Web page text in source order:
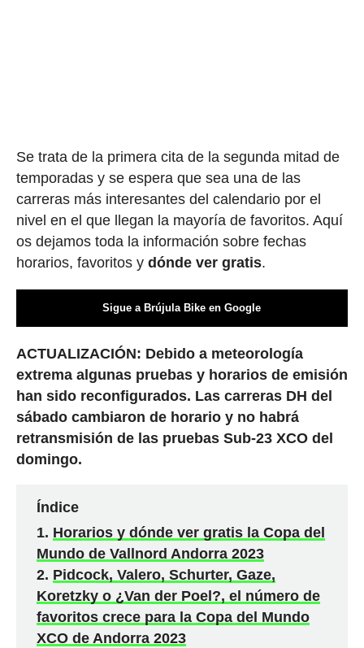
Se trata de la primera cita de la segunda mitad de
temporadas y se espera que sea una de las
carreras más interesantes del calendario por el
nivel en el que llegan la mayoría de favoritos. Aquí
os dejamos toda la información sobre fechas
horarios, favoritos y dónde ver gratis.
Sigue a Brújula Bike en Google
ACTUALIZACIÓN: Debido a meteorología
extrema algunas pruebas y horarios de emisión
han sido reconfigurados. Las carreras DH del
sábado cambiaron de horario y no habrá
retransmisión de las pruebas Sub-23 XCO del
domingo.
Índice
Horarios y dónde ver gratis la Copa del
Mundo de Vallnord Andorra 2023
Pidcock, Valero, Schurter, Gaze,
Koretzky o ¿Van der Poel?, el número de
favoritos crece para la Copa del Mundo
XCO de Andorra 2023